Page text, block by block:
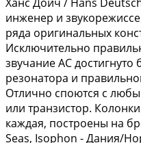
инженер и
ряда оригинальных
Исключительно
звучание АС достигнуто
резонатора и
Отлично споются с
или транзистор.
каждая, построены на
Seas, Isophon - Дания/